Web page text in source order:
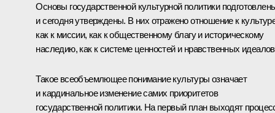
Основы государственной культурной политики
и сегодня утверждены. В них отражено отношение к
как к миссии, как к общественному благу и историческому
наследию, как к системе ценностей и нравственных
Такое всеобъемлющее понимание культуры означает
и кардинальное изменение самих приоритетов
государственной политики. На первый план выходят